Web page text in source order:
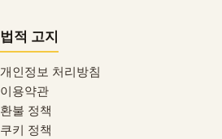
법적 고지
개인정보 처리방침
이용약관
환불 정책
쿠키 정책